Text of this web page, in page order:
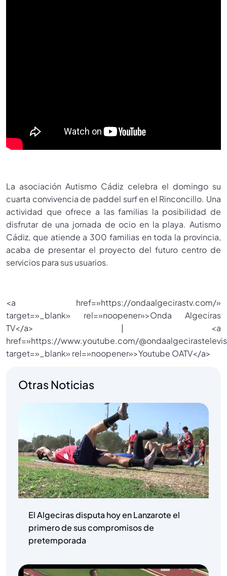
La asociación Autismo Cádiz celebra el domingo su
cuarta convivencia de paddel surf en el Rinconcillo. Una
actividad que ofrece a las familias la posibilidad de
disfrutar de una jornada de ocio en la playa. Autismo
Cádiz, que atiende a 300 familias en toda la provincia,
acaba de presentar el proyecto del futuro centro de
servicios para sus usuarios.
<a href=»https://ondaalgecirastv.com/»
target=»_blank» rel=»noopener»>Onda Algeciras
TV</a> | <a
href=»https://www.youtube.com/
target=»_blank» rel=»noopener»>Youtube OATV</a>
Otras Noticias
El Algeciras disputa hoy en Lanzarote el
primero de sus compromisos de
pretemporada